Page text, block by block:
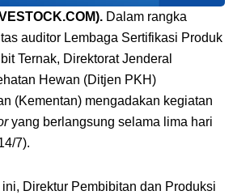
Dalam rangka
auditor Lembaga Sertifikasi Produk
Ternak, Direktorat Jenderal
Hewan (Ditjen PKH)
(Kementan) mengadakan kegiatan
yang berlangsung selama lima hari
7).
Direktur Pembibitan dan Produksi